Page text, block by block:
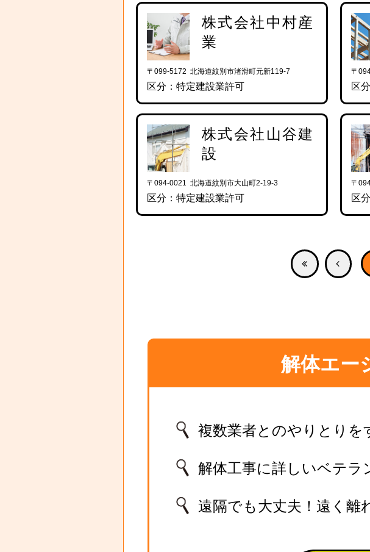
株式会社中村産
業
〒099-5172 北海道紋別市渚滑町元新119-7
区分：特定建設業許可
〒
区
株式会社山谷建
設
〒094-0021 北海道紋別市大山町2-19-3
区分：特定建設業許可
〒
区
解体エー
複数業者とのやりとりを
解体工事に詳しいベテラ
遠隔でも大丈夫！遠く離